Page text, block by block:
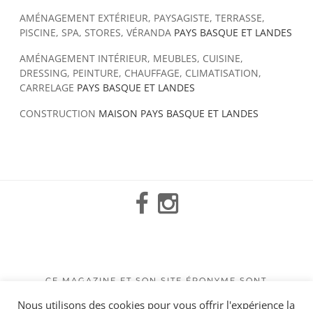
AMÉNAGEMENT EXTÉRIEUR, PAYSAGISTE, TERRASSE,
PISCINE, SPA, STORES, VÉRANDA PAYS BASQUE ET LANDES
AMÉNAGEMENT INTÉRIEUR, MEUBLES, CUISINE,
DRESSING, PEINTURE, CHAUFFAGE, CLIMATISATION,
CARRELAGE PAYS BASQUE ET LANDES
CONSTRUCTION MAISON PAYS BASQUE ET LANDES
Facebook
CE MAGAZINE ET SON SITE ÉPONYME SONT
COMMUNICATION ET DE PUBLICITÉ
Nous utilisons des cookies pour vous offrir l'expérience la